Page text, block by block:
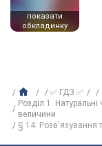
показати
обкладинку
✅ ГДЗ ✅
Розділ 1. Натуральні
величини
§ 14. Розв'язування